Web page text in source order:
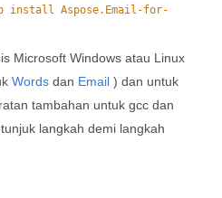
install Aspose.Email-for-
Microsoft Windows atau Linux
Words dan Email ) dan untuk
tambahan untuk gcc dan
langkah demi langkah